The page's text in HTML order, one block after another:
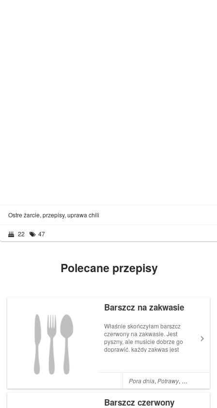
Ostre żarcie, przepisy, uprawa chili
22 47
Polecane przepisy
Barszcz na zakwasie
Właśnie skończyłam barszcz
czerwony na zakwasie. Jest
pyszny, ale musicie dobrze go
doprawić. każdy zakwas jest
Wam dokładnie wytłumaczyć.
Zdjęcia zaraz będą Obrać
Pora dnia,Potrawy, Obiady
Barszcz czerwony